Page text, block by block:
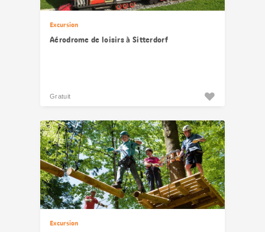
Excursion
Aérodrome de loisirs à Sitterdorf
Gratuit
Excursion